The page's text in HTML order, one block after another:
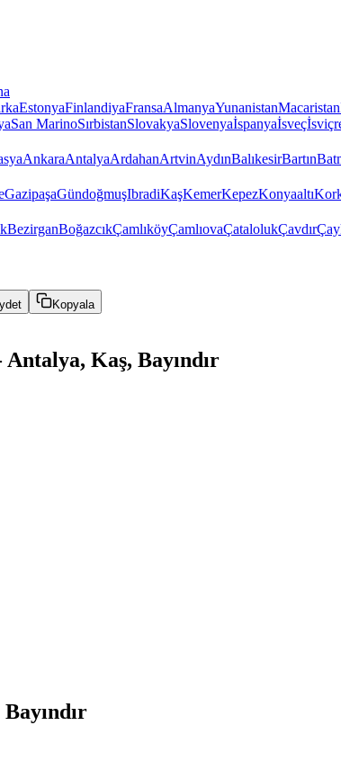
EstonyaFinlandiyaFransaAlmanyaYunanistanMacaristan
San MarinoSırbistanSlovakyaSlovenyaİspanyaİsveç
AnkaraAntalyaArdahanArtvinAydınBalıkesirBartın
GazipaşaGündoğmuşIbradiKaşKemerKepezKonyaaltı
BezirganBoğazcıkÇamlıköyÇamlıovaÇatalolukÇavdır
Kopyala
Kaş, Bayındır